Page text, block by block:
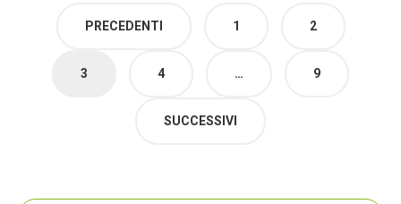
Paginazione
articoli
PRECEDENTI 1 2
3 4 … 9
SUCCESSIVI